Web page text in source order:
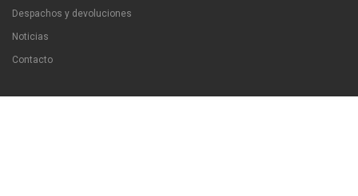
Despachos y devoluciones
Noticias
Contacto